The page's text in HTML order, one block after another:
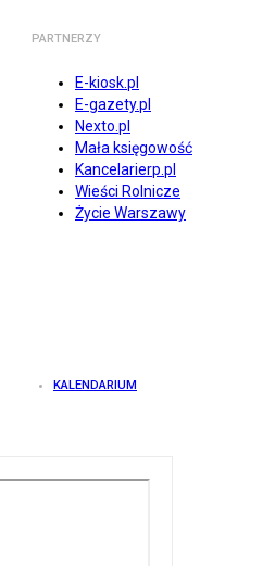
PARTNERZY
E-kiosk.pl
E-gazety.pl
Nexto.pl
Mała księgowość
Kancelarierp.pl
Wieści Rolnicze
Życie Warszawy
KALENDARIUM